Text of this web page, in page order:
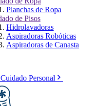
Planchas de Ropa
de Pisos
Hidrolavadoras
Aspiradoras Robóticas
Aspiradoras de Canasta
Cuidado Personal